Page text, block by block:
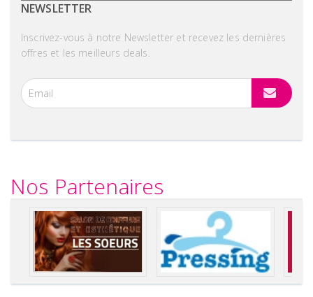
NEWSLETTER
Inscrivez-vous à notre Newsletter et recevez les dernières
offres et les meilleurs deals.
Nos Partenaires